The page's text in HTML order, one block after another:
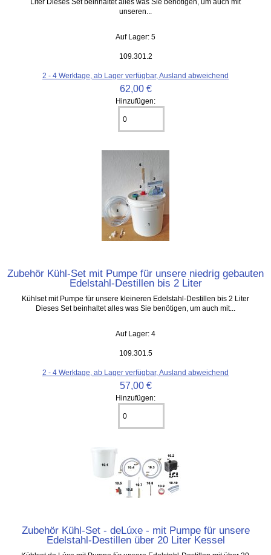
Liter Dieses Set beinhaltet alles was Sie benötigen, um auch mit
unseren...
Auf Lager: 5
109.301.2
2 - 4 Werktage, ab Lager verfügbar, Ausland abweichend
62,00 €
Hinzufügen:
Zubehör Kühl-Set mit Pumpe für unsere niedrig gebauten
Edelstahl-Destillen bis 2 Liter
Kühlset mit Pumpe für unsere kleineren Edelstahl-Destillen bis 2 Liter
Dieses Set beinhaltet alles was Sie benötigen, um auch mit...
Auf Lager: 4
109.301.5
2 - 4 Werktage, ab Lager verfügbar, Ausland abweichend
57,00 €
Hinzufügen:
Zubehör Kühl-Set - deLúxe - mit Pumpe für unsere
Edelstahl-Destillen über 20 Liter Kessel